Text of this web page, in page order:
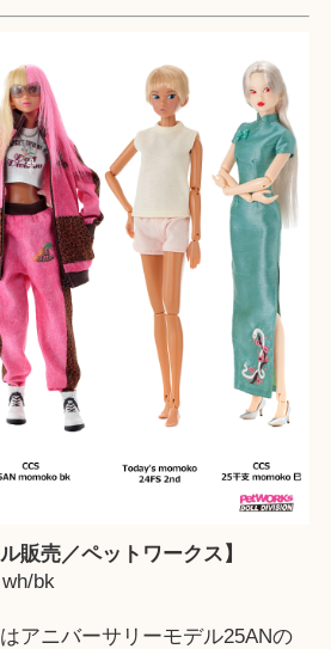
販売／ペットワークス】
bk
アニバーサリーモデル25ANの